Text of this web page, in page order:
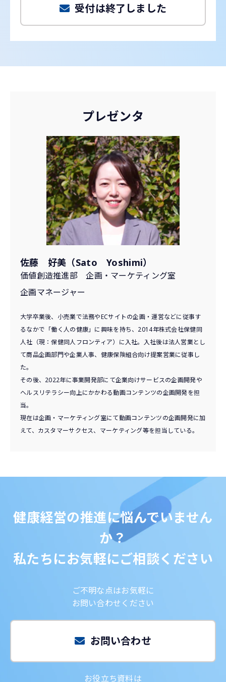
受付は終了しました
プレゼンタ
佐藤 好美（Sato Yoshimi）
価値創造推進部 企画・マーケティング室
企画マネージャー
大学卒業後、小売業で法務やECサイトの企画・運営などに従事す
るなかで「働く人の健康」に興味を持ち、2014年株式会社保健同
人社（現：保健同人フロンティア）に入社。入社後は法人営業とし
て商品企画部門や企業人事、健康保険組合向け提案営業に従事し
た。
その後、2022年に事業開発部にて企業向けサービスの企画開発や
ヘルスリテラシー向上にかかわる動画コンテンツの企画開発を担
当。
現在は企画・マーケティング室にて動画コンテンツの企画開発に加
えて、カスタマーサクセス、マーケティング等を担当している。
健康経営の推進に悩んでいません
か？
私たちにお気軽にご相談ください
ご不明な点はお気軽に
お問い合わせください
お問い合わせ
お役立ち資料は